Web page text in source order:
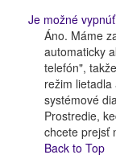
Je možné
Áno. Máme
automaticky
telefón",
režim
systémové
Prostredie,
chcete prejsť
Back to Top